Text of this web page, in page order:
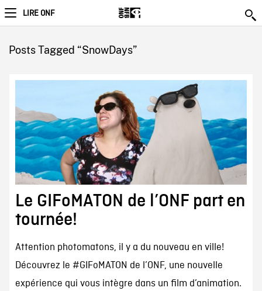
LIRE ONF
Posts Tagged “SnowDays”
Le GIFoMATON de l’ONF part en
tournée!
Attention photomatons, il y a du nouveau en ville!
Découvrez le #GIFoMATON de l’ONF, une nouvelle
expérience qui vous intègre dans un film d’animation.